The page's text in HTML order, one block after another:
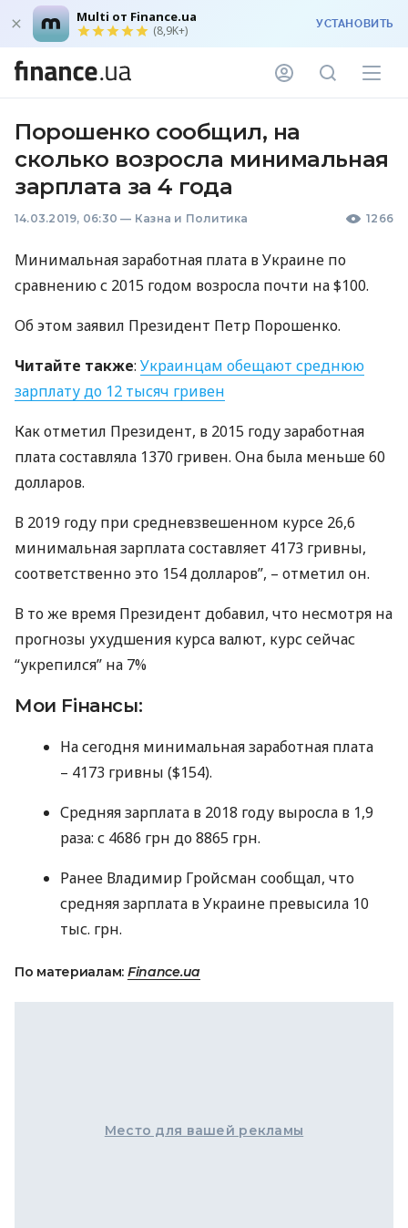
Multi от Finance.ua
(8,9K+) УСТАНОВИТЬ
Порошенко сообщил, на
сколько возросла минимальная
зарплата за 4 года
14.03.2019, 06:30 — Казна и Политика 1266
Минимальная заработная плата в Украине по
сравнению с 2015 годом возросла почти на $100.
Об этом заявил Президент Петр Порошенко.
Читайте также: Украинцам обещают среднюю
зарплату до 12 тысяч гривен
Как отметил Президент, в 2015 году заработная
плата составляла 1370 гривен. Она была меньше 60
долларов.
В 2019 году при средневзвешенном курсе 26,6
минимальная зарплата составляет 4173 гривны,
соответственно это 154 долларов”, – отметил он.
В то же время Президент добавил, что несмотря на
прогнозы ухудшения курса валют, курс сейчас
“укрепился” на 7%
Мои Fiнансы:
На сегодня минимальная заработная плата
– 4173 гривны ($154).
Средняя зарплата в 2018 году выросла в 1,9
раза: с 4686 грн до 8865 грн.
Ранее Владимир Гройсман сообщал, что
средняя зарплата в Украине превысила 10
тыс. грн.
По материалам: Finance.ua
Место для вашей рекламы